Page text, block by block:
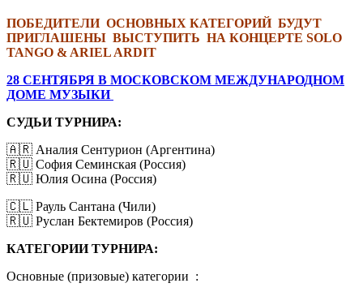
ПОБЕДИТЕЛИ ОСНОВНЫХ КАТЕГОРИЙ БУДУТ
ПРИГЛАШЕНЫ ВЫСТУПИТЬ НА КОНЦЕРТЕ SOLO
TANGO & ARIEL ARDIT
28 СЕНТЯБРЯ В МОСКОВСКОМ МЕЖДУНАРОДНОМ
ДОМЕ МУЗЫКИ
CУДЬИ ТУРНИРА:
🇦🇷 Аналия Сентурион (Аргентина)
🇷🇺 София Семинская (Россия)
🇷🇺 Юлия Осина (Россия)
🇨🇱 Рауль Сантана (Чили)
🇷🇺 Руслан Бектемиров (Россия)
КАТЕГОРИИ ТУРНИРА:
Основные (призовые) категории :